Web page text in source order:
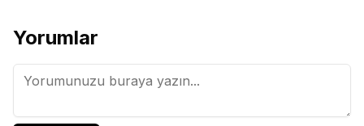
Yorumlar